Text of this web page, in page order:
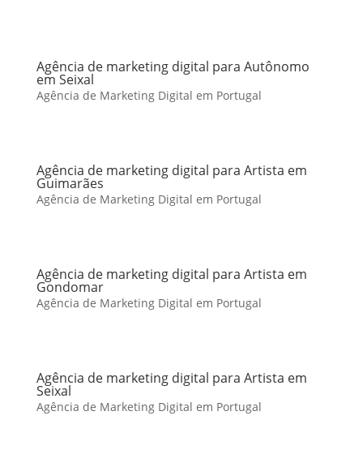
Agência de marketing digital para Autônomo
em Seixal
Agência de Marketing Digital em Portugal
Agência de marketing digital para Artista em
Guimarães
Agência de Marketing Digital em Portugal
Agência de marketing digital para Artista em
Gondomar
Agência de Marketing Digital em Portugal
Agência de marketing digital para Artista em
Seixal
Agência de Marketing Digital em Portugal